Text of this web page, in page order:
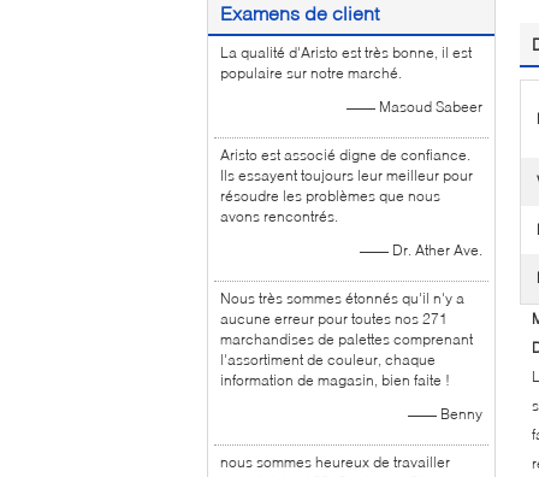
Examens de client
La qualité d'Aristo est très bonne, il est
populaire sur notre marché.
—— Masoud Sabeer
Aristo est associé digne de confiance.
Ils essayent toujours leur meilleur pour
résoudre les problèmes que nous
avons rencontrés.
—— Dr. Ather Ave.
Nous très sommes étonnés qu'il n'y a
aucune erreur pour toutes nos 271
marchandises de palettes comprenant
l'assortiment de couleur, chaque
information de magasin, bien faite !
—— Benny
nous sommes heureux de travailler